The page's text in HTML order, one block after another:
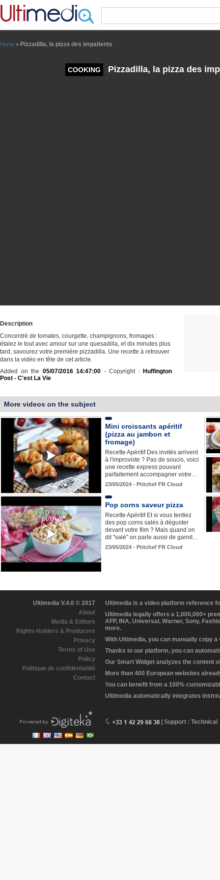
Home > Pizzadilla, la pizza des impatients
COOKING Pizzadilla, la pizza des
Description
Concentré de tomates, courgette, champignons, fromages :
étalez le tout avec amour sur une quesadilla, et dix minutes plus
tard, savourez votre première pizzadilla. Une recette à retrouver
dans la vidéo en tête de cet article.
Added on the 05/07/2016 14:47:00 - Copyright : Huffington
Post - C'est La Vie
More videos on the subject
Mini croissants apéritif
(pizza au jambon et
fromage)
Recette Apéritif Des invités arrivent
à l'improviste ? Pas de soucis, voici
une recette express pouvant
parfaitement accompagner votre…
23/05/2024 - Ptitchef FR Cloud
Pop corns saveur pizza
Recette Apéritif Et si vous tentiez
des pop corns salés à déguster
devant votre film ? Mais quand on
dit "salé" on parle aussi de garnit…
23/05/2024 - Ptitchef FR Cloud
Ultimedia V.4.0 © 2017
About
Media & Editors
Rights-Holders & Producers
Privacy
Terms of Use
Policy
Politique de confidentialité
Contact
Ultimedia is a video platform reference
Ultimedia legally offers a 1,000,000+
AFP, INA, Universal, Warner, Sony,
more.
With Ultimedia, you can manually copy
Thanks to our platform, you can
Our Smart Widget analyzes the content
More than 400 European websites
You can benefit from a 100%
Ultimedia automatically integrates
| Support : Technical
Panneau de gestion des cookies